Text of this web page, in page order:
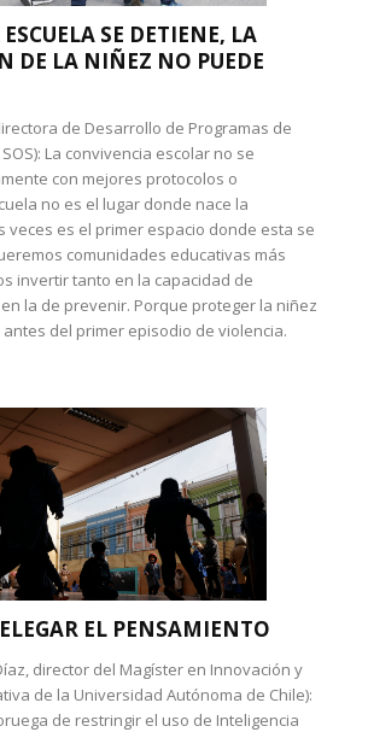
SE DETIENE, LA
DE LA NIÑEZ NO PUEDE
de Desarrollo de Programas de
La convivencia escolar no se
con mejores protocolos o
no es el lugar donde nace la
veces es el primer espacio donde esta se
comunidades educativas más
invertir tanto en la capacidad de
la de prevenir. Porque proteger la niñez
del primer episodio de violencia.
EL PENSAMIENTO
director del Magíster en Innovación y
de la Universidad Autónoma de Chile):
de restringir el uso de Inteligencia